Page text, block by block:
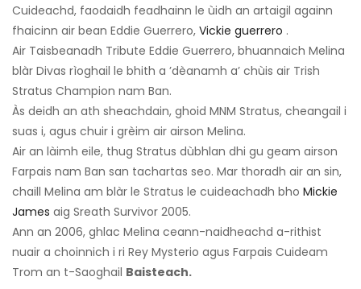
Cuideachd, faodaidh feadhainn le ùidh an artaigil againn
fhaicinn air bean Eddie Guerrero, Vickie guerrero .
Air Taisbeanadh Tribute Eddie Guerrero, bhuannaich Melina
blàr Divas rìoghail le bhith a ’dèanamh a’ chùis air Trish
Stratus Champion nam Ban.
Às deidh an ath sheachdain, ghoid MNM Stratus, cheangail i
suas i, agus chuir i grèim air airson Melina.
Air an làimh eile, thug Stratus dùbhlan dhi gu geam airson
Farpais nam Ban san tachartas seo. Mar thoradh air an sin,
chaill Melina am blàr le Stratus le cuideachadh bho Mickie
James aig Sreath Survivor 2005.
Ann an 2006, ghlac Melina ceann-naidheachd a-rithist
nuair a choinnich i ri Rey Mysterio agus Farpais Cuideam
Trom an t-Saoghail Baisteach.